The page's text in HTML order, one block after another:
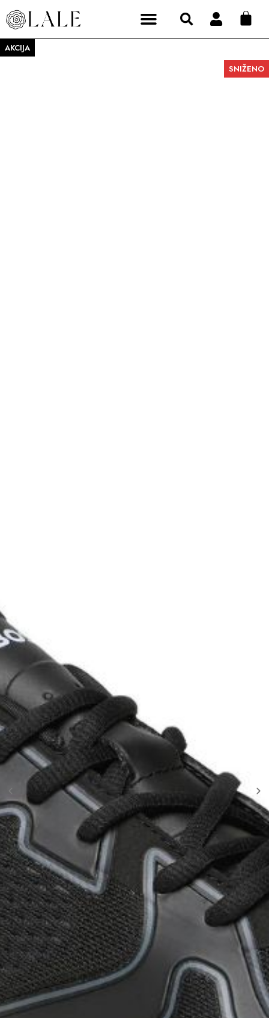
AKCIJA
SNIŽENO